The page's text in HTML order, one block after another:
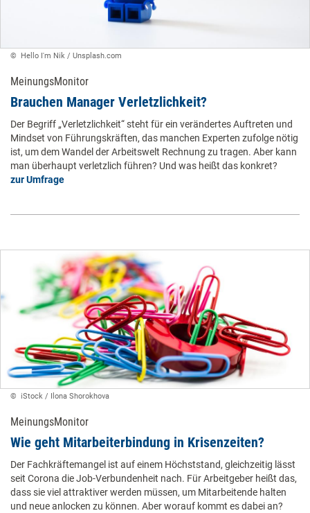
© ​ Hello I'm Nik / Unsplash.com ​
MeinungsMonitor
​Brauchen Manager Verletzlichkeit?
Der Begriff „Verletzlichkeit“ steht für ein verändertes Auftreten und
Mindset von Führungskräften, das manchen Experten zufolge nötig
ist, um dem Wandel der Arbeitswelt Rechnung zu tragen. Aber kann
man überhaupt verletzlich führen? Und was heißt das konkret?
zur Umfrage
© ​ iStock / ​Ilona Shorokhova​ ​
MeinungsMonitor
Wie geht Mitarbeiterbindung in Krisenzeiten? ​
Der Fachkräftemangel ist auf einem Höchststand, gleichzeitig lässt
seit Corona die Job-Verbundenheit nach. Für Arbeitgeber heißt das,
dass sie viel attraktiver werden müssen, um Mitarbeitende halten
und neue anlocken zu können. Aber worauf kommt es dabei an?